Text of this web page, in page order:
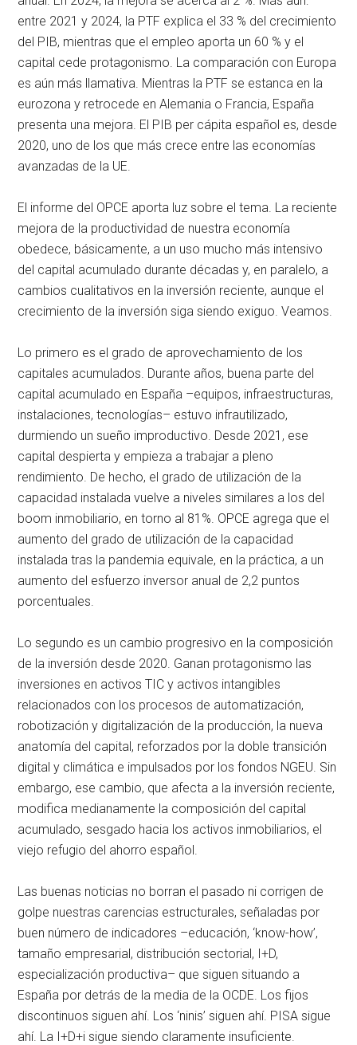
entre 2021 y 2024, la PTF explica el 33 % del crecimiento
del PIB, mientras que el empleo aporta un 60 % y el
capital cede protagonismo. La comparación con Europa
es aún más llamativa. Mientras la PTF se estanca en la
eurozona y retrocede en Alemania o Francia, España
presenta una mejora. El PIB per cápita español es, desde
2020, uno de los que más crece entre las economías
avanzadas de la UE.
El informe del OPCE aporta luz sobre el tema. La reciente
mejora de la productividad de nuestra economía
obedece, básicamente, a un uso mucho más intensivo
del capital acumulado durante décadas y, en paralelo, a
cambios cualitativos en la inversión reciente, aunque el
crecimiento de la inversión siga siendo exiguo. Veamos.
Lo primero es el grado de aprovechamiento de los
capitales acumulados. Durante años, buena parte del
capital acumulado en España –equipos, infraestructuras,
instalaciones, tecnologías– estuvo infrautilizado,
durmiendo un sueño improductivo. Desde 2021, ese
capital despierta y empieza a trabajar a pleno
rendimiento. De hecho, el grado de utilización de la
capacidad instalada vuelve a niveles similares a los del
boom inmobiliario, en torno al 81%. OPCE agrega que el
aumento del grado de utilización de la capacidad
instalada tras la pandemia equivale, en la práctica, a un
aumento del esfuerzo inversor anual de 2,2 puntos
porcentuales.
Lo segundo es un cambio progresivo en la composición
de la inversión desde 2020. Ganan protagonismo las
inversiones en activos TIC y activos intangibles
relacionados con los procesos de automatización,
robotización y digitalización de la producción, la nueva
anatomía del capital, reforzados por la doble transición
digital y climática e impulsados por los fondos NGEU. Sin
embargo, ese cambio, que afecta a la inversión reciente,
modifica medianamente la composición del capital
acumulado, sesgado hacia los activos inmobiliarios, el
viejo refugio del ahorro español.
Las buenas noticias no borran el pasado ni corrigen de
golpe nuestras carencias estructurales, señaladas por
buen número de indicadores –educación, ‘know-how’,
tamaño empresarial, distribución sectorial, I+D,
especialización productiva– que siguen situando a
España por detrás de la media de la OCDE. Los fijos
discontinuos siguen ahí. Los ‘ninis’ siguen ahí. PISA sigue
ahí. La I+D+i sigue siendo claramente insuficiente.